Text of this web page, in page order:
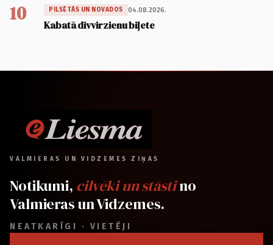
10 PILSĒTĀS UN NOVADOS 04.08.2026.
Kabatā divvirzienu biļete
VALMIERAS UN VIDZEMES ZIŅAS
Notikumi, cilvēki un stāstino
Valmieras un Vidzemes.
NEATKARĪGI · VIETĒJI